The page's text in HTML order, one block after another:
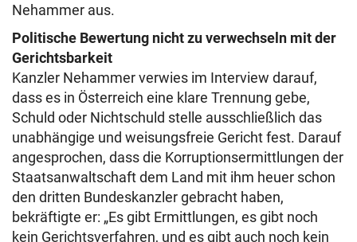
Nehammer aus.
Politische Bewertung nicht zu verwechseln mit der
Gerichtsbarkeit
Kanzler Nehammer verwies im Interview darauf,
dass es in Österreich eine klare Trennung gebe,
Schuld oder Nichtschuld stelle ausschließlich das
unabhängige und weisungsfreie Gericht fest. Darauf
angesprochen, dass die Korruptionsermittlungen der
Staatsanwaltschaft dem Land mit ihm heuer schon
den dritten Bundeskanzler gebracht haben,
bekräftigte er: „Es gibt Ermittlungen, es gibt noch
kein Gerichtsverfahren, und es gibt auch noch kein